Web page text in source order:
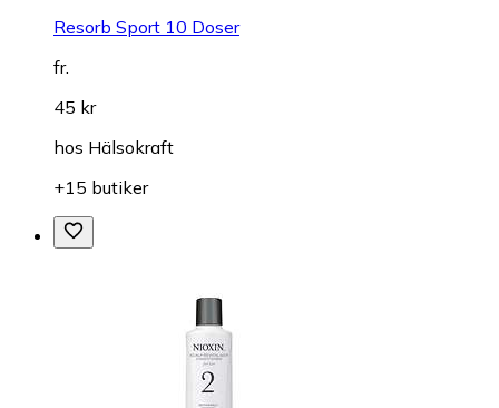
Resorb Sport 10 Doser
fr.
45 kr
hos Hälsokraft
+15 butiker